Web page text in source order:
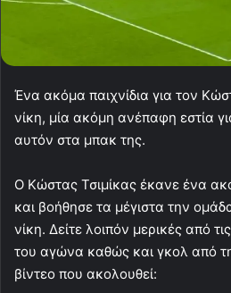
Ένα ακόμα παιχνίδια για τον
νίκη, μία ακόμη ανέπαφη εστία
αυτόν στα μπακ της.
Ο Κώστας Τσιμίκας έκανε ένα
και βοήθησε τα μέγιστα την
νίκη. Δείτε λοιπόν μερικές από
του αγώνα καθώς και γκολ από
βίντεο που ακολουθεί: